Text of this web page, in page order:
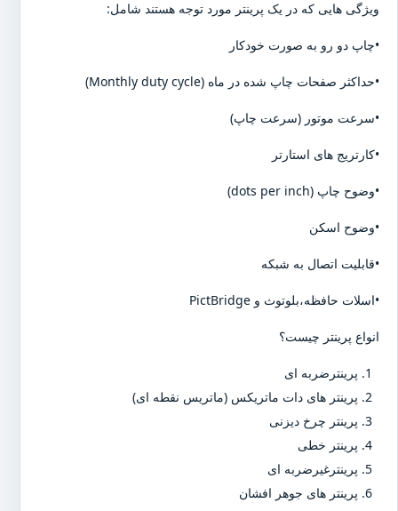
ویژگی هایی که در یک پرینتر مورد توجه هستند شامل:
•چاپ دو رو به صورت خودکار
•حداکثر صفحات چاپ شده در ماه (Monthly duty cycle)
•سرعت موتور (سرعت چاپ)
•کارتریج های استارتر
•وضوح چاپ (dots per inch)
•وضوح اسکن
•قابلیت اتصال به شبکه
•اسلات حافظه،بلوتوث و PictBridge
انواع پرینتر چیست؟
پرینترضربه ای
پرینتر های دات ماتریکس (ماتریس نقطه ای)
پرینتر چرخ دیزنی
پرینتر خطی
پرینترغیرضربه ای
پرینتر های جوهر افشان